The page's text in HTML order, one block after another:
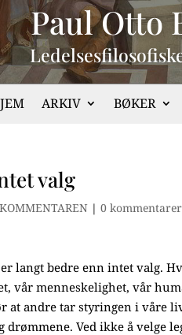
Paul Otto
ARKIV BØKER
valg
|0 kommentarer
langt bedre enn intet valg.
vår menneskelighet, vår
at andre tar styringen i våre
drømmene. Ved ikke å velge